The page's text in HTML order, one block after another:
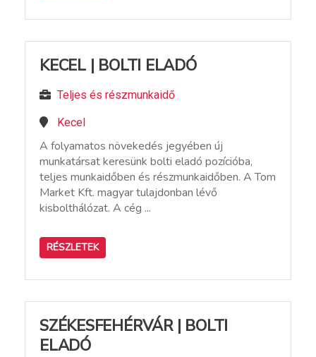
KECEL | BOLTI ELADÓ
Teljes és részmunkaidő
Kecel
A folyamatos növekedés jegyében új
munkatársat keresünk bolti eladó pozícióba,
teljes munkaidőben és részmunkaidőben. A Tom
Market Kft. magyar tulajdonban lévő
kisbolthálózat. A cég ...
RÉSZLETEK
SZÉKESFEHÉRVÁR | BOLTI
ELADÓ